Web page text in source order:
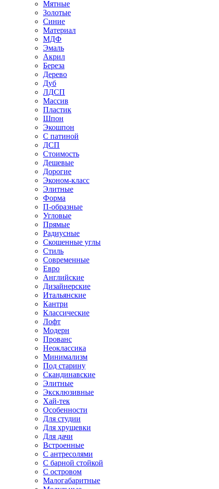
Мятные
Золотые
Синие
Материал
МДФ
Эмаль
Акрил
Береза
Дерево
Дуб
ЛДСП
Массив
Пластик
Шпон
Экошпон
С патиной
ДСП
Стоимость
Дешевые
Дорогие
Эконом-класс
Элитные
Форма
П-образные
Угловые
Прямые
Радиусные
Скошенные углы
Стиль
Современные
Евро
Английские
Дизайнерские
Итальянские
Кантри
Классические
Лофт
Модерн
Прованс
Неоклассика
Минимализм
Под старину
Скандинавские
Элитные
Эксклюзивные
Хай-тек
Особенности
Для студии
Для хрущевки
Для дачи
Встроенные
С антресолями
С барной стойкой
С островом
Малогабаритные